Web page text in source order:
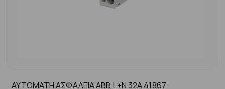
ΑΥΤΟΜΑΤΗ ΑΣΦΑΛΕΙΑ ABB L+N 32A 41867